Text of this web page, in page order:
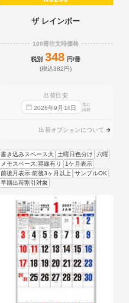
ザ レインボー
100冊注文時価格
税別 348 円/冊
(税込382円)
出荷目安
2026年9 月 14日
迄に
出荷
出荷オプションについて
書き込みスペース大 土曜日色分け
六曜
メモスペース:罫線有り
1ケ月表示
前後月表示:前後3ヶ月以上
サンプルOK
早期出荷割引対象